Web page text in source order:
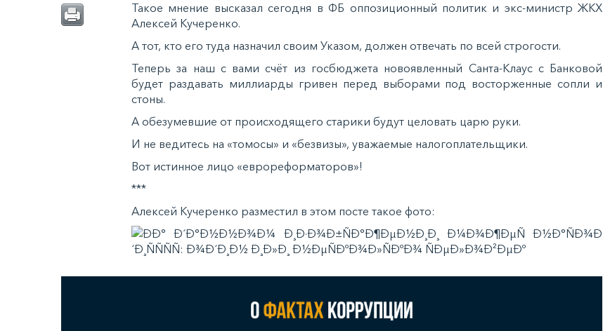
Такое мнение высказал сегодня в ФБ оппозиционный политик и экс-министр ЖКХ
Алексей Кучеренко.
А тот, кто его туда назначил своим Указом, должен отвечать по всей строгости.
Теперь за наш с вами счёт из госбюджета новоявленный Санта-Клаус с Банковой
будет раздавать миллиарды гривен перед выборами под восторженные сопли и
стоны.
А обезумевшие от происходящего старики будут целовать царю руки.
И не ведитесь на «томосы» и «безвизы», уважаемые налогоплательщики.
Вот истинное лицо «еврореформаторов»!
***
Алексей Кучеренко разместил в этом посте такое фото: